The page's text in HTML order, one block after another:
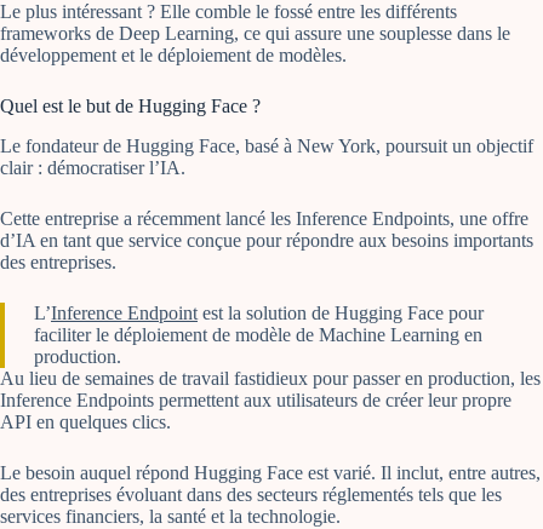
Le plus intéressant ? Elle comble le fossé entre les différents
frameworks de Deep Learning, ce qui assure une souplesse dans le
développement et le déploiement de modèles.
Quel est le but de Hugging Face ?
Le fondateur de Hugging Face, basé à New York, poursuit un objectif
clair : démocratiser l’IA.
Cette entreprise a récemment lancé les Inference Endpoints, une offre
d’IA en tant que service conçue pour répondre aux besoins importants
des entreprises.
L’Inference Endpoint est la solution de Hugging Face pour
faciliter le déploiement de modèle de Machine Learning en
production.
Au lieu de semaines de travail fastidieux pour passer en production, les
Inference Endpoints permettent aux utilisateurs de créer leur propre
API en quelques clics.
Le besoin auquel répond Hugging Face est varié. Il inclut, entre autres,
des entreprises évoluant dans des secteurs réglementés tels que les
services financiers, la santé et la technologie.